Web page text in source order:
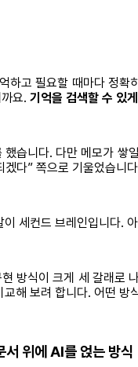
하고 필요할 때마다 정
요. 기억을 검색할 수 있
했습니다. 다만 메모가 쌓
다” 쪽으로 기울었습니
세컨드 브레인입니다.
방식이 크게 세 갈래로
해 보려 합니다. 어떤
서 위에 AI를 얹는 방식